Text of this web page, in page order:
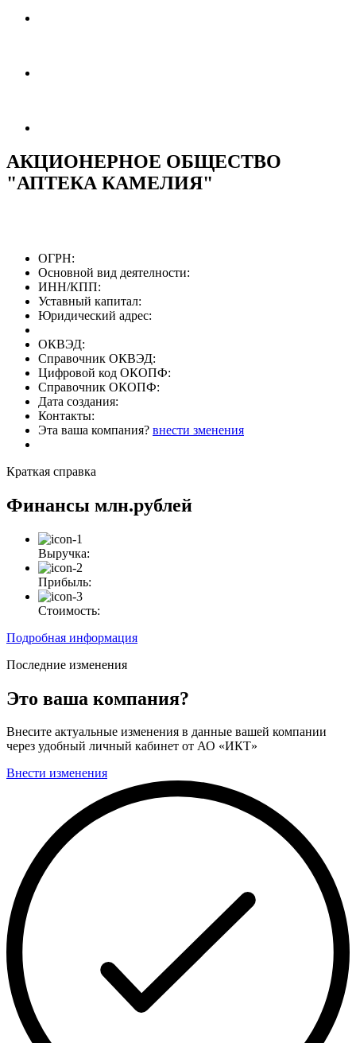
АКЦИОНЕРНОЕ ОБЩЕСТВО
"АПТЕКА КАМЕЛИЯ"
ОГРН:
Основной вид деятелности:
ИНН/КПП:
Уставный капитал:
Юридический адрес:
ОКВЭД:
Справочник ОКВЭД:
Цифровой код ОКОПФ:
Справочник ОКОПФ:
Дата создания:
Контакты:
Эта ваша компания? внести зменения
Краткая справка
Финансы млн.рублей
Выручка:
Прибыль:
Стоимость:
Подробная информация
Последние изменения
Это ваша компания?
Внесите актуальные изменения в данные вашей компании
через удобный личный кабинет от АО «ИКТ»
Внести изменения